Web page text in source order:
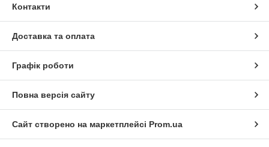
Контакти
Доставка та оплата
Графік роботи
Повна версія сайту
Сайт створено на маркетплейсі Prom.ua